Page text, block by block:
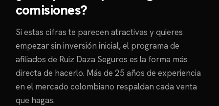
comisiones?
Si estas cifras te parecen atractivas y quieres
empezar sin inversión inicial, el programa de
afiliados de Ruiz Daza Seguros es la forma más
directa de hacerlo. Más de 25 años de experiencia
en el mercado colombiano respaldan cada venta
que hagas.